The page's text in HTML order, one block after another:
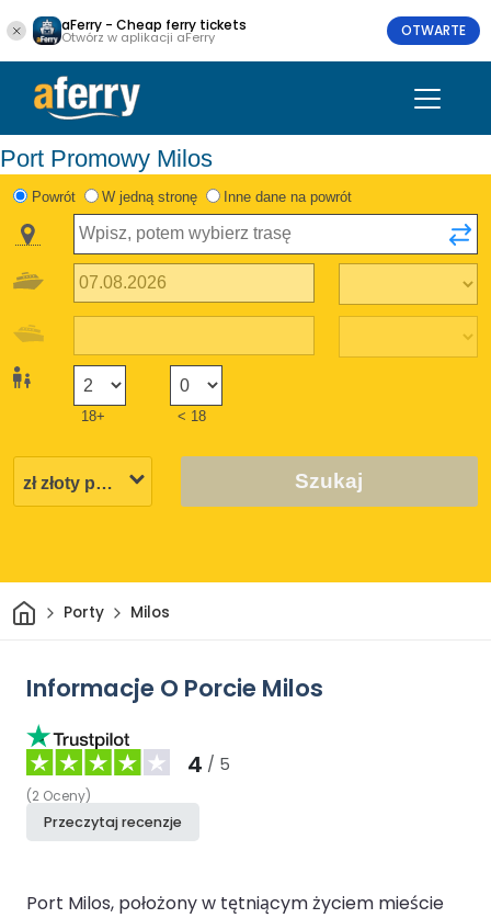
aFerry - Cheap ferry tickets
Otwórz w aplikacji aFerry OTWARTE
Port Promowy Milos
Powrót W jedną stronę Inne dane na powrót
18+ < 18
Szukaj
DomPorty Milos
Informacje O Porcie Milos
4 / 5
(2 Oceny)
Przeczytaj recenzje
Port Milos, położony w tętniącym życiem mieście